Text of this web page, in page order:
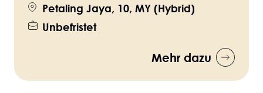
Petaling Jaya, 10, MY (Hybrid)
Unbefristet
Mehr dazu